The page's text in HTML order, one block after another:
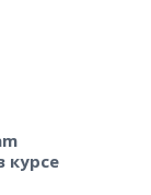
курсе